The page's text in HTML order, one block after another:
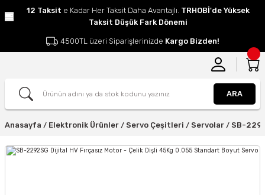
12 Taksit e Kadar Her Taksit Daha Avantajlı. TRHOBİ'de Yüksek
Taksit Düşük Fark Dönemi
4500TL üzeri Siparişlerinizde Kargo Bizden!
ARA
Anasayfa Elektronik Ürünler Servo Çeşitleri Servolar SB-